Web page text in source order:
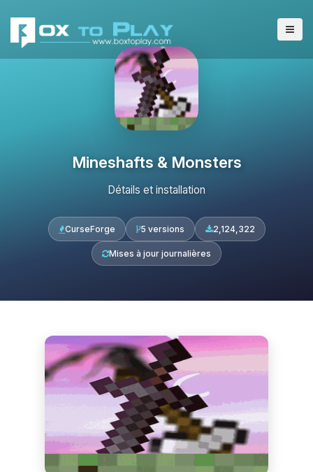
Mineshafts & Monsters
Détails et installation
CurseForge 5 versions 2,124,322
Mises à jour journalières